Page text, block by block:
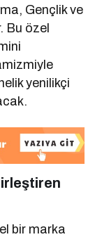
Gençlik ve
Bu özel
yenilikçi
bir marka